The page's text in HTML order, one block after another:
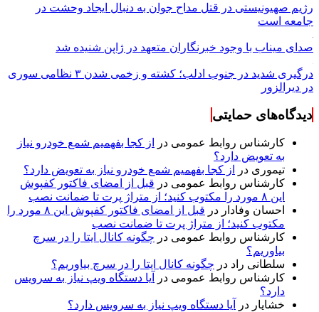
رژیم صهیونیستی در قتل مداح جوان به دنبال ایجاد وحشت در
جامعه است
صدای میناب با وجود خبرنگاران متعهد در ژاپن شنیده شد
درگیری شدید در جنوب ادلب؛ کشته و زخمی شدن ۳ نظامی سوری
در دیرالزور
دیدگاه‌های حمایتی
کارشناس روابط عمومی در
از کجا بفهمیم شمع خودرو نیاز
به تعویض دارد؟
تیموری در
از کجا بفهمیم شمع خودرو نیاز به تعویض دارد؟
کارشناس روابط عمومی در قبل از امضای فاکتور کفپوش
این ۸ مورد را مکتوب کنید؛ از متراژ پرت تا ضمانت نصب
احسان وفادار در
قبل از امضای فاکتور کفپوش این ۸ مورد را
مکتوب کنید؛ از متراژ پرت تا ضمانت نصب
کارشناس روابط عمومی در چگونه کانال ایتا را در سرچ
بیاوریم؟
سلطانی راد در چگونه کانال ایتا را در سرچ بیاوریم؟
کارشناس روابط عمومی در
آیا دستگاه ویپ نیاز به سرویس
دارد؟
خشایار در آیا دستگاه ویپ نیاز به سرویس دارد؟